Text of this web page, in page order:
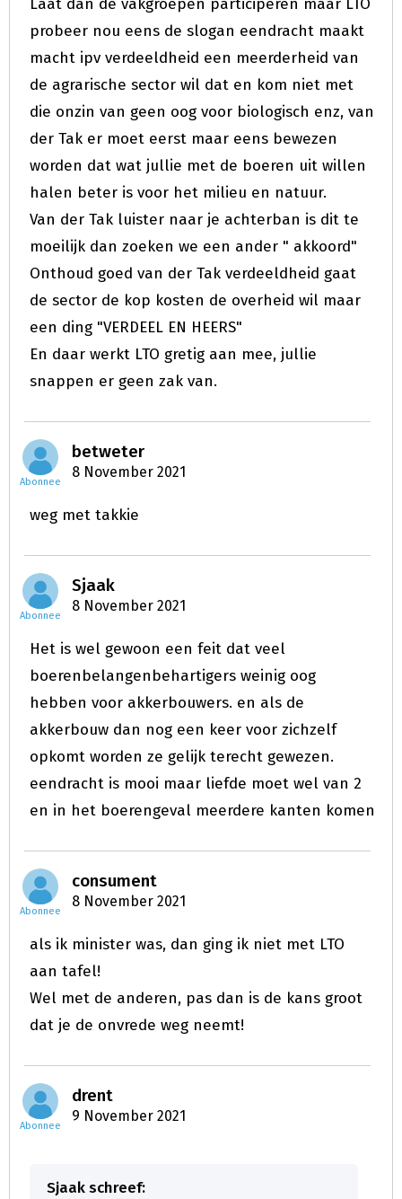
probeer nou eens de slogan eendracht maakt
macht ipv verdeeldheid een meerderheid van
de agrarische sector wil dat en kom niet met
die onzin van geen oog voor biologisch enz, van
der Tak er moet eerst maar eens bewezen
worden dat wat jullie met de boeren uit willen
halen beter is voor het milieu en natuur.
Van der Tak luister naar je achterban is dit te
moeilijk dan zoeken we een ander " akkoord"
Onthoud goed van der Tak verdeeldheid gaat
de sector de kop kosten de overheid wil maar
een ding "VERDEEL EN HEERS"
En daar werkt LTO gretig aan mee, jullie
snappen er geen zak van.
Abonnee
betweter
8 November 2021
weg met takkie
Abonnee
Sjaak
8 November 2021
Het is wel gewoon een feit dat veel
boerenbelangenbehartigers weinig oog
hebben voor akkerbouwers. en als de
akkerbouw dan nog een keer voor zichzelf
opkomt worden ze gelijk terecht gewezen.
eendracht is mooi maar liefde moet wel van 2
en in het boerengeval meerdere kanten komen
Abonnee
consument
8 November 2021
als ik minister was, dan ging ik niet met LTO
aan tafel!
Wel met de anderen, pas dan is de kans groot
dat je de onvrede weg neemt!
Abonnee
drent
9 November 2021
Sjaak schreef: